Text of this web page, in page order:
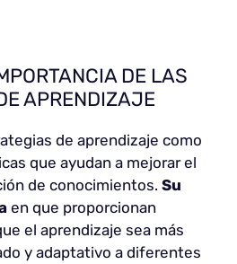
DE LAS
APRENDIZAJE
de aprendizaje como
que ayudan a mejorar el
de conocimientos. Su
en que proporcionan
el aprendizaje sea más
y adaptativo a diferentes